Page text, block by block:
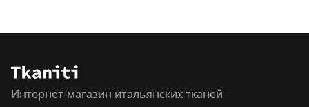
Интернет-магазин итальянских тканей